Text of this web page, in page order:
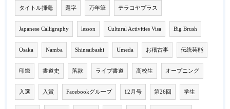
タイトル揮毫 題字 万年筆 テラコヤプラス
Japanese Calligraphy lesson Cultural Activities Visa Big Brush
Osaka Namba Shinsaibashi Umeda お稽古事 伝統芸能
印鑑 書道史 落款 ライブ書道 高校生 オープニング
入選 入賞 Facebookグループ 12月号 第26回 学生